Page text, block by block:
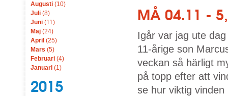
Augusti (10)
Juli (8)
Juni (11)
Maj (24)
April (25)
Mars (5)
Februari (4)
Januari (1)
2015
MÅ 04.11 -
Igår var jag ute
11-årige son
veckan så härligt
på topp efter att
se hur viktig